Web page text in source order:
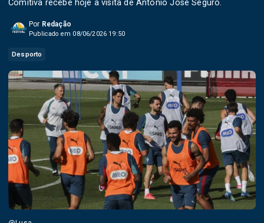
Comitiva recebe hoje a visita de António José Seguro.
Por Redação
Publicado em 08/06/2026 19:50
Desporto